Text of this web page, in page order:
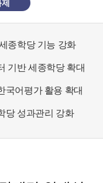
종학당 기능 강화
기반 세종학당 확대
국어평가 활용 확대
당 성과관리 강화